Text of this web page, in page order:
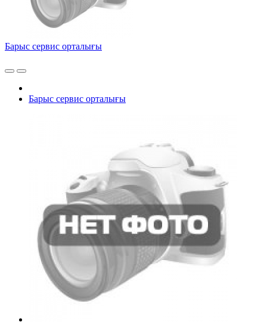
Барыс сервис орталығы
Барыс сервис орталығы